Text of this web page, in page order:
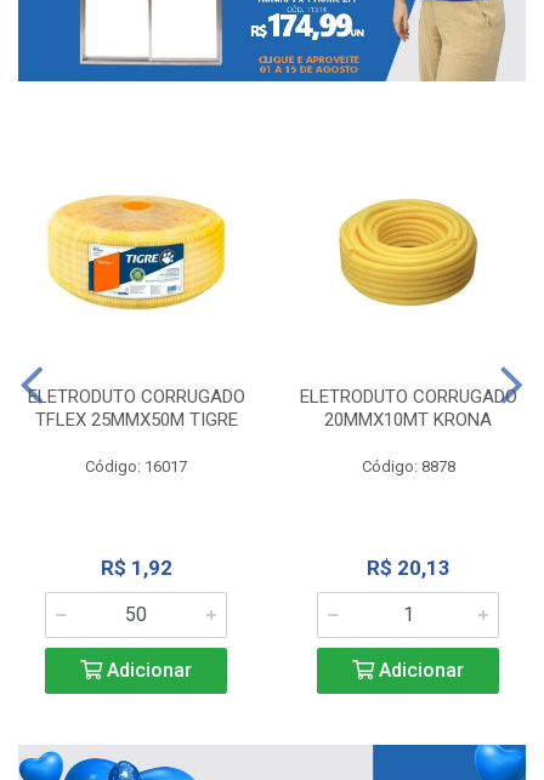
ELETRODUTO CORRUGADO
TFLEX 25MMX50M TIGRE
Código: 16017
R$ 1,92
Adicionar
ELETRODUTO CORRUGADO
20MMX10MT KRONA
Código: 8878
R$ 20,13
Adicionar